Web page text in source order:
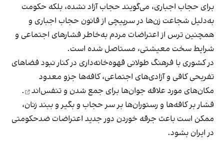
برای حجاب اجباری، می‌گویند حجاب آزاد نشده، بلکه حکومت
به‌دلیل شجاعت زن‌ها در سرپیچی از قانون حجاب اجباری و
همچنین ترس از اعتراضات مردم به‌خاطر فشارهای اجتماعی و
شرایط سخت معیشتی، مستاصل شده است.
در کشوری با فرهنگ طولانی قهوه‌‌خانه‌داری در کنار نبود فضاهای
تفریحی کافی و آزادی‌های اجتماعی، کافه‌ها جزو معدود
مکان‌های مورد علاقه جوان‌ها برای جمع شدن و تنفس‌اند
.
فشار بر کافه‌ها و رستوران‌ها بر سر حجاب و بگیر و ببند زنان،
ممکن است باعث جرقه خوردن دور جدید اعتراضات ضدحکومتی
در ایران بشود.